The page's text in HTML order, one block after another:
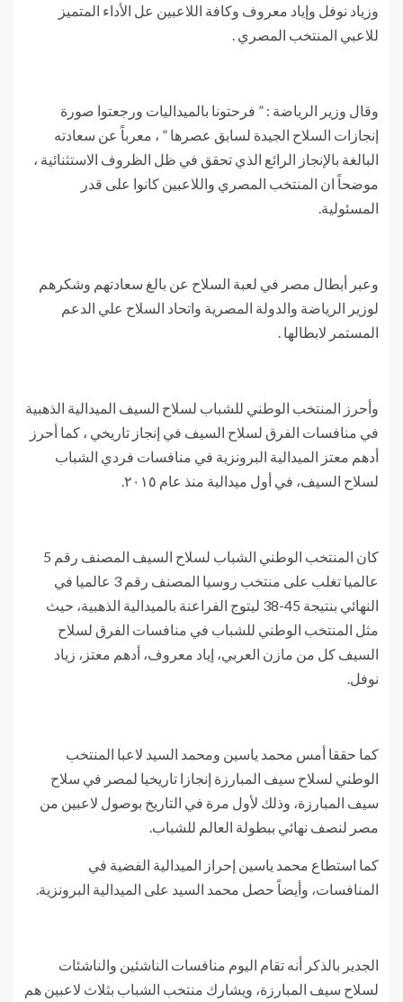
وزياد نوفل وإياد معروف وكافة اللاعبين عل الأداء المتميز
للاعبي المنتخب المصري .
وقال وزير الرياضة : ” فرحتونا بالميداليات ورجعتوا صورة
إنجازات السلاح الجيدة لسابق عصرها ” ، معرباً عن سعادته
البالغة بالإنجاز الرائع الذي تحقق في ظل الظروف الاستثنائية ،
موضحاً ان المنتخب المصري واللاعبين كانوا على قدر
المسئولية.
وعبر أبطال مصر في لعبة السلاح عن بالغ سعادتهم وشكرهم
لوزير الرياضة والدولة المصرية واتحاد السلاح علي الدعم
المستمر لابطالها .
وأحرز المنتخب الوطني للشباب لسلاح السيف الميدالية الذهبية
في منافسات الفرق لسلاح السيف في إنجاز تاريخي ، كما أحرز
أدهم معتز الميدالية البرونزية في منافسات فردي الشباب
لسلاح السيف، في أول ميدالية منذ عام ٢٠١٥.
كان المنتخب الوطني الشباب لسلاح السيف المصنف رقم 5
عالميا تغلب على منتخب روسيا المصنف رقم 3 عالميا في
النهائي بنتيجة 45-38 ليتوج الفراعنة بالميدالية الذهبية، حيث
مثل المنتخب الوطني للشباب في منافسات الفرق لسلاح
السيف كل من مازن العربي، إياد معروف، أدهم معتز، زياد
نوفل.
كما حققا أمس محمد ياسين ومحمد السيد لاعبا المنتخب
الوطني لسلاح سيف المبارزة إنجازا تاريخيا لمصر في سلاح
سيف المبارزة، وذلك لأول مرة في التاريخ بوصول لاعبين من
مصر لنصف نهائي ببطولة العالم للشباب.
كما استطاع محمد ياسين إحراز الميدالية الفضية في
المنافسات، وأيضاً حصل محمد السيد على الميدالية البرونزية.
الجدير بالذكر أنه تقام اليوم منافسات الناشئين والناشئات
لسلاح سيف المبارزة، ويشارك منتخب الشباب بثلاث لاعبين هم